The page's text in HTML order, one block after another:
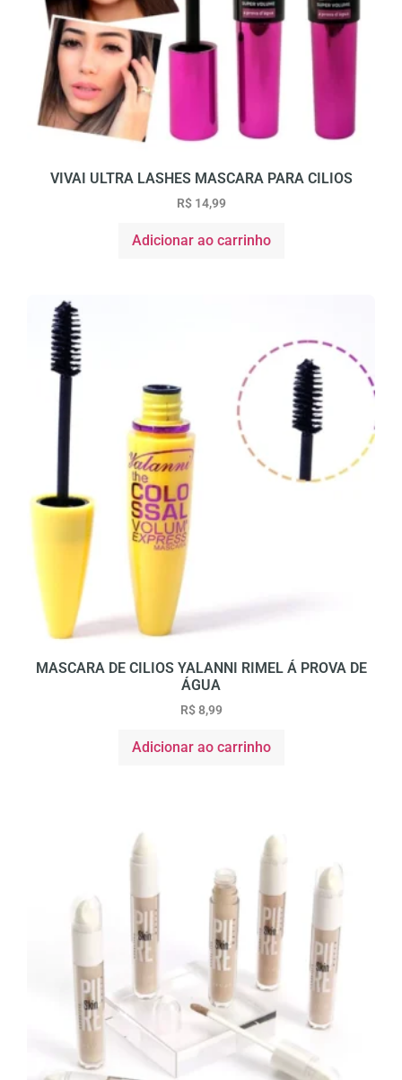
VIVAI ULTRA LASHES MASCARA PARA CILIOS
R$14,99
Adicionar ao carrinho
MASCARA DE CILIOS YALANNI RIMEL Á PROVA DE
ÁGUA
R$8,99
Adicionar ao carrinho